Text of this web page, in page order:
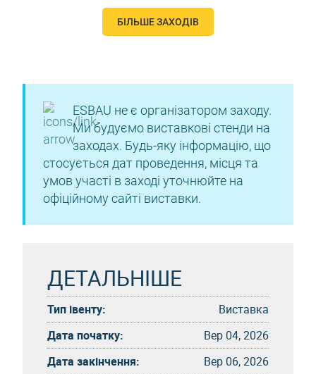
БІЛЬШЕ ЗАХОДІВ
ESBAU не є організатором заходу.
Ми будуємо виставкові стенди на
заходах. Будь-яку інформацію, що
стосується дат проведення, місця та
умов участі в заході уточнюйте на
офіційному сайті виставки.
ДЕТАЛЬНІШЕ
Тип івенту:
Виставка
Дата початку:
Вер 04, 2026
Дата закінчення:
Вер 06, 2026